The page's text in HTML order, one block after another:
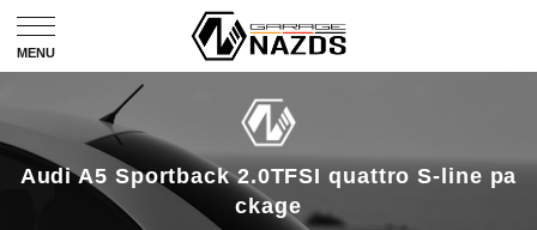
Audi A5 Sportback 2.0TFSI quattro S-line pa
ckage